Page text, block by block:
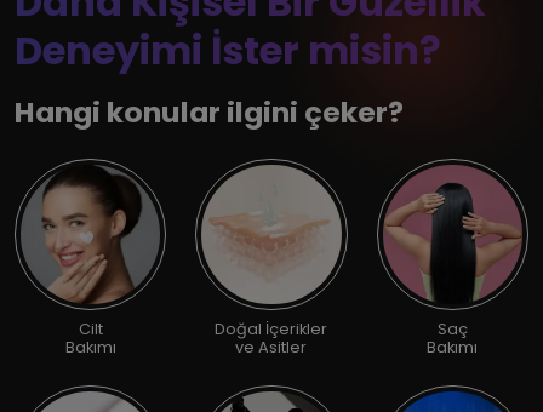
Deneyimi İster misin?
Hangi konular ilgini çeker?
Cilt
Bakımı
Doğal İçerikler
ve Asitler
Saç
Bakımı